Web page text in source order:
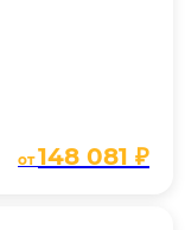
от148 081 ₽